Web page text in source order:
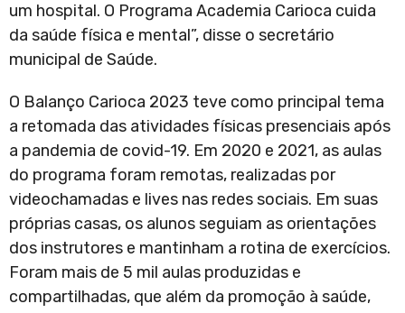
um hospital. O Programa Academia Carioca cuida
da saúde física e mental”, disse o secretário
municipal de Saúde.
O Balanço Carioca 2023 teve como principal tema
a retomada das atividades físicas presenciais após
a pandemia de covid-19. Em 2020 e 2021, as aulas
do programa foram remotas, realizadas por
videochamadas e lives nas redes sociais. Em suas
próprias casas, os alunos seguiam as orientações
dos instrutores e mantinham a rotina de exercícios.
Foram mais de 5 mil aulas produzidas e
compartilhadas, que além da promoção à saúde,